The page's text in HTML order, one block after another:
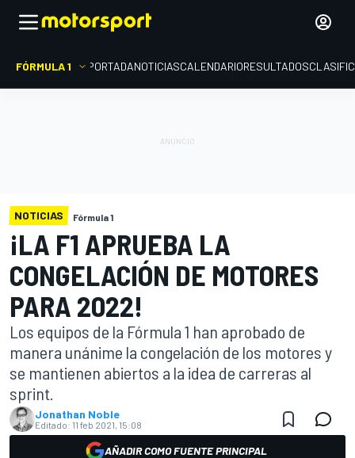
FÓRMULA 1 PORTADANOTICIASCALENDARIORESULTADOS
NOTICIAS Fórmula 1
¡LA F1 APRUEBA LA
CONGELACIÓN DE MOTORES
PARA 2022!
Los equipos de la Fórmula 1 han aprobado de
manera unánime la congelación de los motores y
se mantienen abiertos a la idea de carreras al
sprint.
Jonathan Noble
Editado: 11 feb 2021, 15:08
AÑADIR COMO FUENTE PRINCIPAL